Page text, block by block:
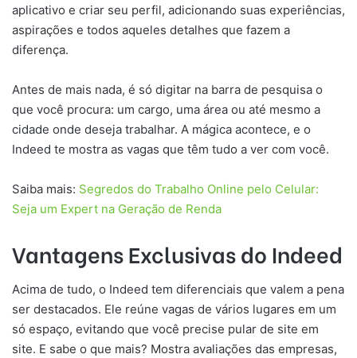
aplicativo e criar seu perfil, adicionando suas experiências,
aspirações e todos aqueles detalhes que fazem a
diferença.
Antes de mais nada, é só digitar na barra de pesquisa o
que você procura: um cargo, uma área ou até mesmo a
cidade onde deseja trabalhar. A mágica acontece, e o
Indeed te mostra as vagas que têm tudo a ver com você.
Saiba mais: Segredos do Trabalho Online pelo Celular:
Seja um Expert na Geração de Renda
Vantagens Exclusivas do Indeed
Acima de tudo, o Indeed tem diferenciais que valem a pena
ser destacados. Ele reúne vagas de vários lugares em um
só espaço, evitando que você precise pular de site em
site. E sabe o que mais? Mostra avaliações das empresas,